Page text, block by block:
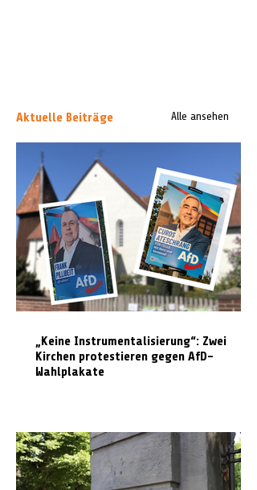
Aktuelle Beiträge Alle ansehen
„Keine Instrumentalisierung“: Zwei
Kirchen protestieren gegen AfD-
Wahlplakate